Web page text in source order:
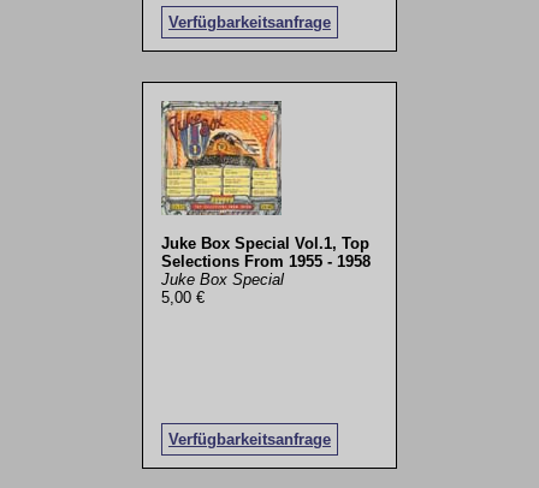
Verfügbarkeitsanfrage
Juke Box Special Vol.1, Top
Selections From 1955 - 1958
Juke Box Special
5,00 €
Verfügbarkeitsanfrage